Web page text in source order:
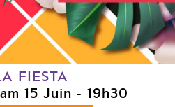
FIESTA
15 Juin - 19h30